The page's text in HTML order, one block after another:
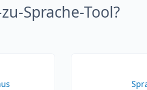
Sprache-Tool?